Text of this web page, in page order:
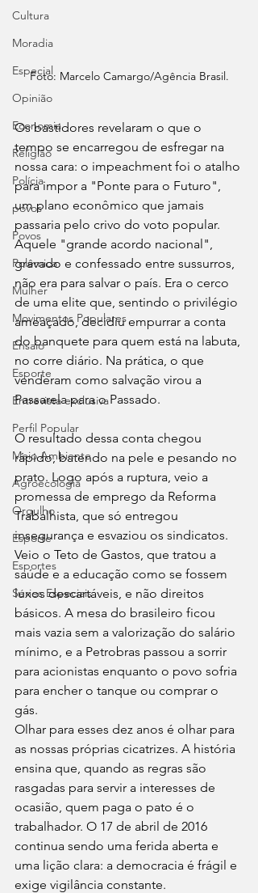
Cultura
Moradia
Especial
Opinião
Economia
Religião
Polícia
povos
Povos
Polêmica
Mulher
Movimentos Populares
Ensaio
Esporte
Entrevista exclusiva
Perfil Popular
Meio Ambiente
Agroecologia
Orgulho
Esporte
Esportes
Séries Especiais
Foto: Marcelo Camargo/Agência Brasil.
Os bastidores revelaram o que o
tempo se encarregou de esfregar na
nossa cara: o impeachment foi o atalho
para impor a "Ponte para o Futuro",
um plano econômico que jamais
passaria pelo crivo do voto popular.
Aquele "grande acordo nacional",
gravado e confessado entre sussurros,
não era para salvar o país. Era o cerco
de uma elite que, sentindo o privilégio
ameaçado, decidiu empurrar a conta
do banquete para quem está na labuta,
no corre diário. Na prática, o que
venderam como salvação virou a
Passarela para o Passado.
O resultado dessa conta chegou
rápido, batendo na pele e pesando no
prato. Logo após a ruptura, veio a
promessa de emprego da Reforma
Trabalhista, que só entregou
insegurança e esvaziou os sindicatos.
Veio o Teto de Gastos, que tratou a
saúde e a educação como se fossem
luxos descartáveis, e não direitos
básicos. A mesa do brasileiro ficou
mais vazia sem a valorização do salário
mínimo, e a Petrobras passou a sorrir
para acionistas enquanto o povo sofria
para encher o tanque ou comprar o
gás.
Olhar para esses dez anos é olhar para
as nossas próprias cicatrizes. A história
ensina que, quando as regras são
rasgadas para servir a interesses de
ocasião, quem paga o pato é o
trabalhador. O 17 de abril de 2016
continua sendo uma ferida aberta e
uma lição clara: a democracia é frágil e
exige vigilância constante.